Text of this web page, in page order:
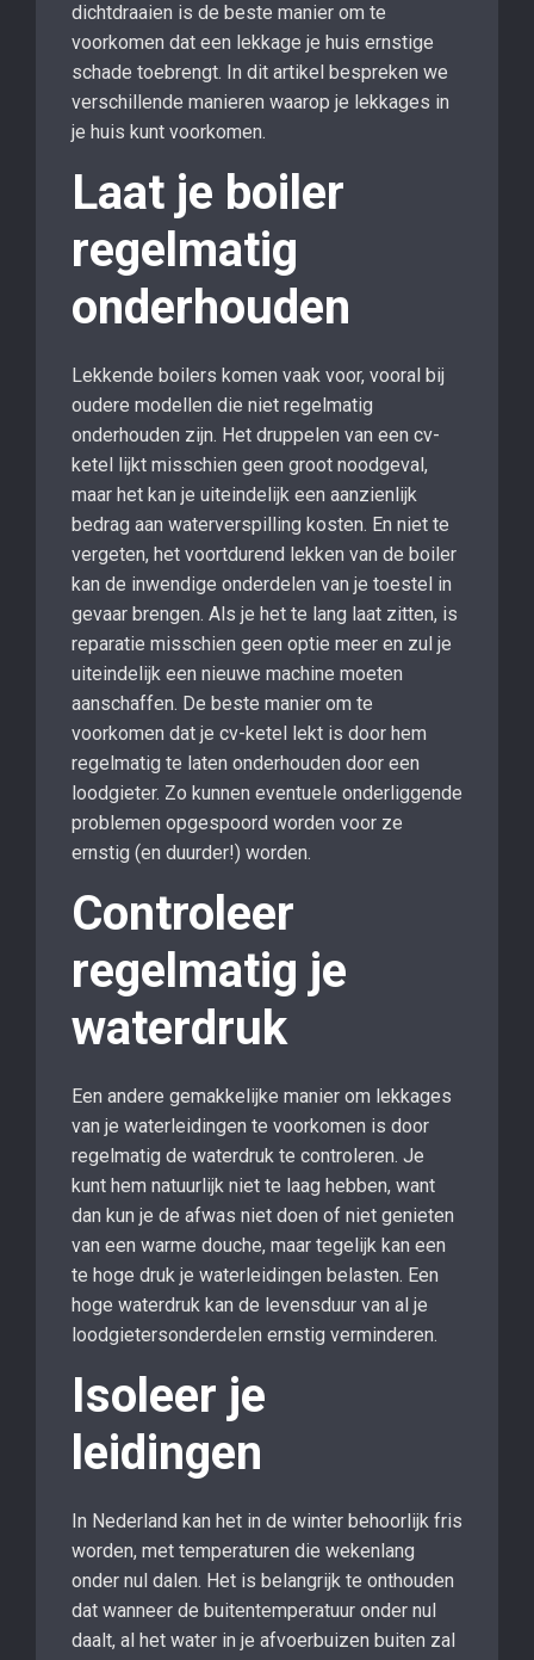
dichtdraaien is de beste manier om te
voorkomen dat een lekkage je huis ernstige
schade toebrengt. In dit artikel bespreken we
verschillende manieren waarop je lekkages in
je huis kunt voorkomen.
Laat je boiler
regelmatig
onderhouden
Lekkende boilers komen vaak voor, vooral bij
oudere modellen die niet regelmatig
onderhouden zijn. Het druppelen van een cv-
ketel lijkt misschien geen groot noodgeval,
maar het kan je uiteindelijk een aanzienlijk
bedrag aan waterverspilling kosten. En niet te
vergeten, het voortdurend lekken van de boiler
kan de inwendige onderdelen van je toestel in
gevaar brengen. Als je het te lang laat zitten, is
reparatie misschien geen optie meer en zul je
uiteindelijk een nieuwe machine moeten
aanschaffen. De beste manier om te
voorkomen dat je cv-ketel lekt is door hem
regelmatig te laten onderhouden door een
loodgieter. Zo kunnen eventuele onderliggende
problemen opgespoord worden voor ze
ernstig (en duurder!) worden.
Controleer
regelmatig je
waterdruk
Een andere gemakkelijke manier om lekkages
van je waterleidingen te voorkomen is door
regelmatig de waterdruk te controleren. Je
kunt hem natuurlijk niet te laag hebben, want
dan kun je de afwas niet doen of niet genieten
van een warme douche, maar tegelijk kan een
te hoge druk je waterleidingen belasten. Een
hoge waterdruk kan de levensduur van al je
loodgietersonderdelen ernstig verminderen.
Isoleer je
leidingen
In Nederland kan het in de winter behoorlijk fris
worden, met temperaturen die wekenlang
onder nul dalen. Het is belangrijk te onthouden
dat wanneer de buitentemperatuur onder nul
daalt, al het water in je afvoerbuizen buiten zal